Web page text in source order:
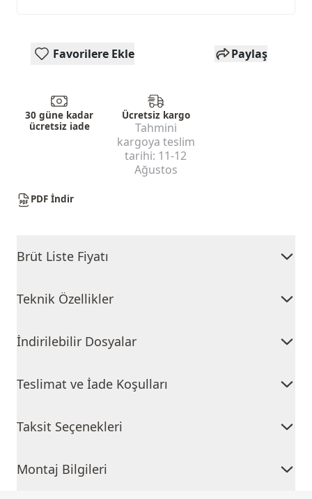
Favorilere Ekle Paylaş
30 güne kadar
ücretsiz iade
Ücretsiz kargo
Tahmini
kargoya teslim
tarihi: 11-12
Ağustos
PDF İndir
Brüt Liste Fiyatı
Teknik Özellikler
İndirilebilir Dosyalar
Teslimat ve İade Koşulları
Taksit Seçenekleri
Montaj Bilgileri